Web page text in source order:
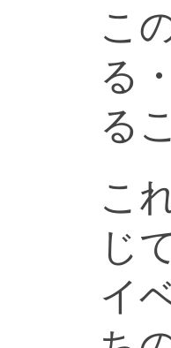
こ
る
る
こ
じ
イ